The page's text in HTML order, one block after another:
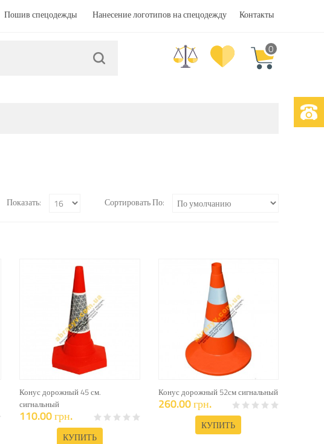
Пошив спецодежды Нанесение логотипов на спецодежду Контакты
0
Сортировать По:
Показать:
Конус дорожный 45 см.
сигнальный
110.00 грн.
КУПИТЬ
Конус дорожный 52см сигнальный
260.00 грн.
КУПИТЬ